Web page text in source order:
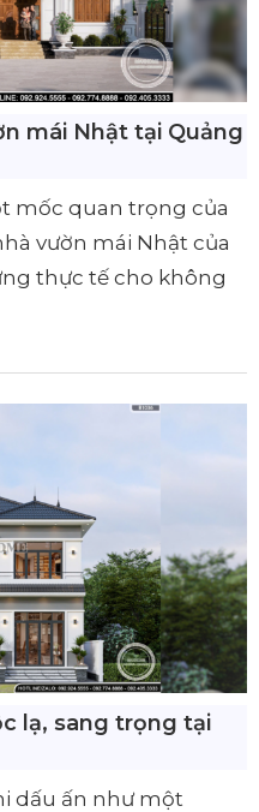
mái Nhật tại Quảng
mốc quan trọng của
vườn mái Nhật của
thực tế cho không
lạ, sang trọng tại
dấu ấn như một